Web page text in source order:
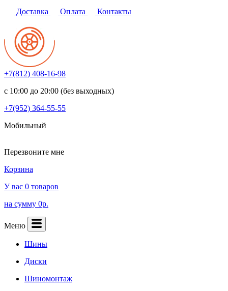
Доставка Оплата Контакты
+7(812) 408-16-98
с 10:00 до 20:00 (без выходных)
+7(952) 364-55-55
Мобильный
Перезвоните мне
Корзина
У вас 0 товаров
на сумму 0р.
Меню
Шины
Диски
Шиномонтаж